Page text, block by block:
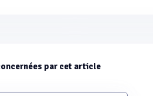
par cet article